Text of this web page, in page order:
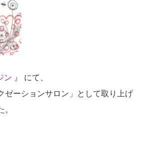
ン 』 にて、
ゼーションサロン」として取り上げ